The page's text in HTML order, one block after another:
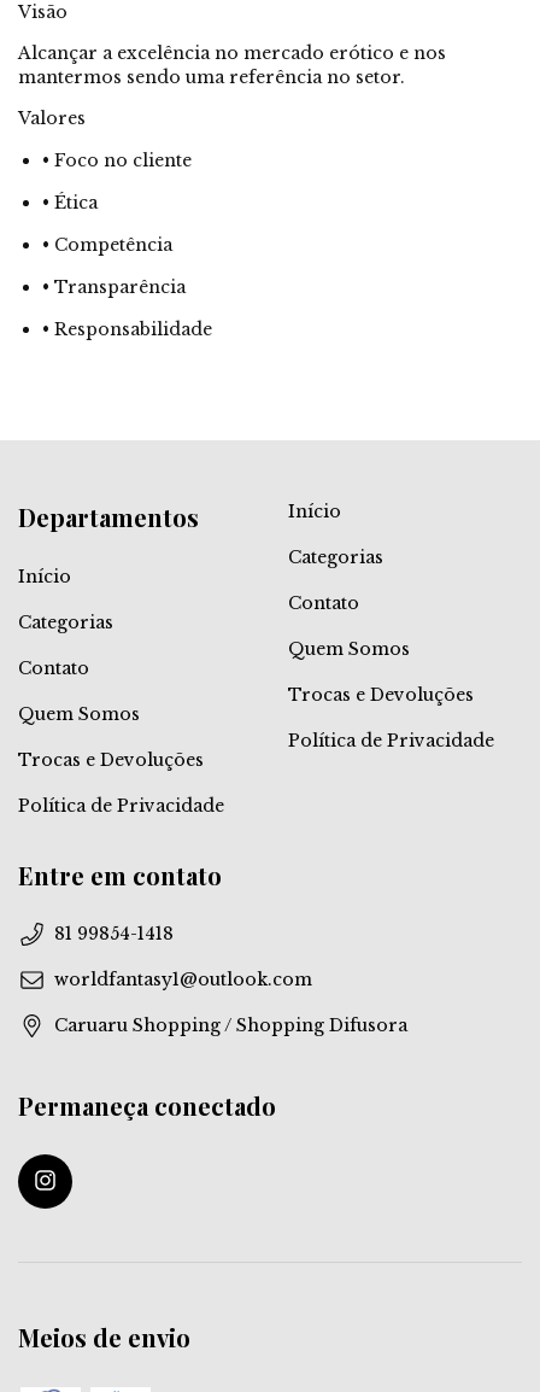
Visão
Alcançar a excelência no mercado erótico e nos
mantermos sendo uma referência no setor.
Valores
• Foco no cliente
• Ética
• Competência
• Transparência
• Responsabilidade
Departamentos
Início
Categorias
Contato
Quem Somos
Trocas e Devoluções
Política de Privacidade
Início
Categorias
Contato
Quem Somos
Trocas e Devoluções
Política de Privacidade
Entre em contato
81 99854-1418
worldfantasy1@outlook.com
Caruaru Shopping / Shopping Difusora
Permaneça conectado
Meios de envio